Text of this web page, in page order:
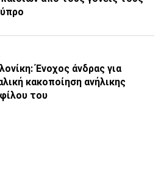
Ένοχος άνδρας για
κακοποίηση ανήλικης
του